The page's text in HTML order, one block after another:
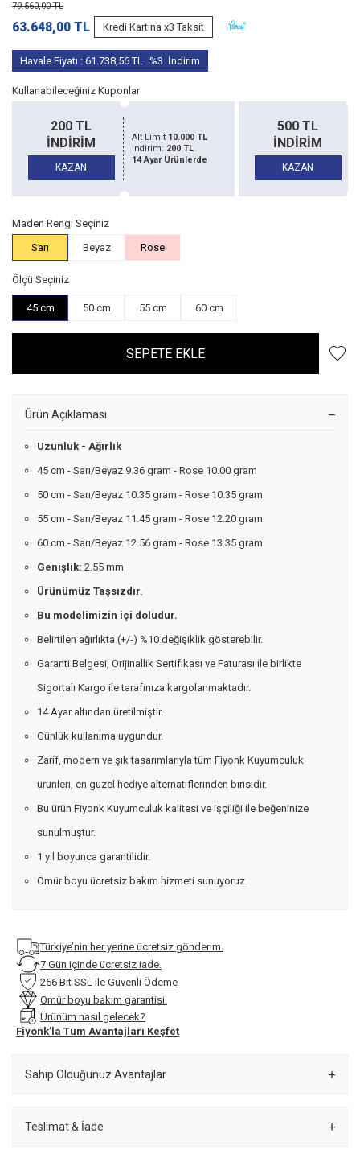
79.560,00TL
63.648,00 TL Kredi Kartına x3 Taksit
Havale Fiyatı : 61.738,56TL %3 İndirim
Kullanabileceğiniz Kuponlar
500 TL
İNDİRİM
KAZAN
Alt Limit 20.000 TL
İndirim: 500 TL
14 Ayar Ürünlerde
1500 TL
İNDİRİM
KAZAN
Maden Rengi Seçiniz
Sarı
Beyaz Rose
Ölçü Seçiniz
45 cm 50 cm 55 cm 60 cm
SEPETE EKLE
Ürün Açıklaması
Uzunluk - Ağırlık
45 cm - Sarı/Beyaz 9.36 gram - Rose 10.00 gram
50 cm - Sarı/Beyaz 10.35 gram - Rose 10.35 gram
55 cm - Sarı/Beyaz 11.45 gram - Rose 12.20 gram
60 cm - Sarı/Beyaz 12.56 gram - Rose 13.35 gram
Genişlik: 2.55 mm
Ürünümüz Taşsızdır.
Bu modelimizin içi doludur.
Belirtilen ağırlıkta (+/-) %10 değişiklik gösterebilir.
Garanti Belgesi, Orijinallik Sertifikası ve Faturası ile birlikte
Sigortalı Kargo ile tarafınıza kargolanmaktadır.
14 Ayar altından üretilmiştir.
Günlük kullanıma uygundur.
Zarif, modern ve şık tasarımlarıyla tüm Fiyonk Kuyumculuk
ürünleri, en güzel hediye alternatiflerinden birisidir.
Bu ürün Fiyonk Kuyumculuk kalitesi ve işçiliği ile beğeninize
sunulmuştur.
1 yıl boyunca garantilidir.
Ömür boyu ücretsiz bakım hizmeti sunuyoruz.
Türkiye’nin her yerine ücretsiz gönderim.
7 Gün içinde ücretsiz iade.
256 Bit SSL ile Güvenli Ödeme
Ömür boyu bakım garantisi.
Ürünüm nasıl gelecek?
Fiyonk’la Tüm Avantajları Keşfet
Sahip Olduğunuz Avantajlar
Teslimat & İade